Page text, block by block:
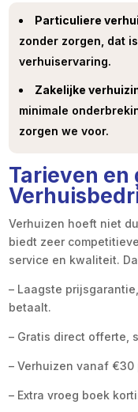
Particuliere
zonder zorgen, dat
verhuiservaring.
Zakelijke
minimale
zorgen we voor.
Tarieven en
Verhuizen hoeft niet
biedt zeer
service en kwaliteit.
– Laagste
betaalt.
– Gratis direct offerte,
– Verhuizen vanaf
– Extra vroeg boek